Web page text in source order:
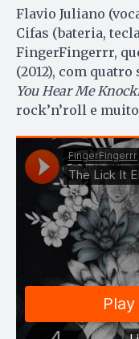
Flavio Juliano
Cifas (bateria,
FingerFingerrr,
(2012), com
You Hear Me
rock’n’roll e